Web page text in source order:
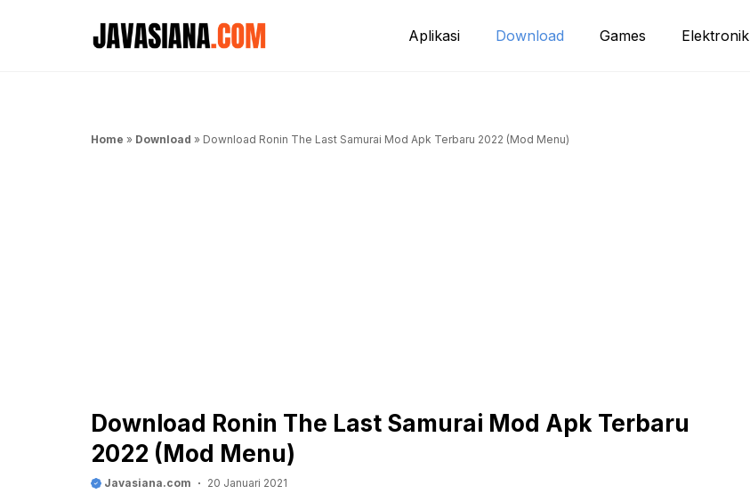
Aplikasi Download Games Elektronik
Home » Download » Download Ronin The Last Samurai Mod Apk Terbaru 2022 (Mod Menu)
Download Ronin The Last Samurai Mod Apk Terbaru
2022 (Mod Menu)
Javasiana.com 20 Januari 2021